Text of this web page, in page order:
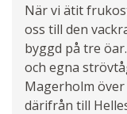
När vi ätit
oss till den
byggd på tre
och egna
Magerholm
därifrån till